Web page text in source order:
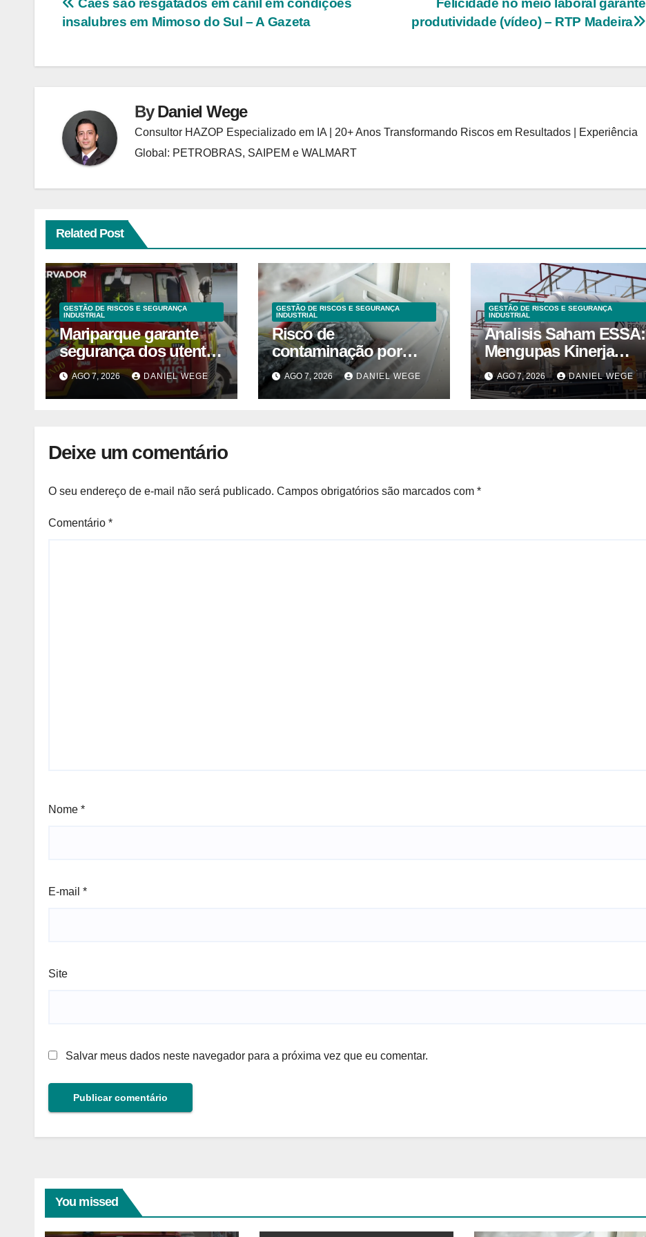
Navegação
Post
Felicidade no meio laboral garante
produtividade (vídeo) – RTP Madeira
Cães são resgatados em canil em condições
insalubres em Mimoso do Sul – A Gazeta
ByDaniel Wege
Consultor HAZOP Especializado em IA | 20+ Anos Transformando Riscos em Resultados | Experiência
Global: PETROBRAS, SAIPEM e WALMART
Related Post
GESTÃO DE RISCOS E SEGURANÇA
INDUSTRIAL
Mariparque garante
segurança dos utentes
após acidente –
Observador
AGO 7, 2026 DANIEL WEGE
GESTÃO DE RISCOS E SEGURANÇA
INDUSTRIAL
Risco de
contaminação por
listeria suspende
venda de mirtilos em
fábricas da América do
AGO 7, 2026 DANIEL WEGE
GESTÃO DE RISCOS E SEGURANÇA
INDUSTRIAL
Analisis Saham ESSA:
Mengupas Kinerja
Keuangan ESSA
Semester I 2026
AGO 7, 2026 DANIEL WEGE
Deixe um comentário
O seu endereço de e-mail não será publicado. Campos obrigatórios são marcados com *
Comentário *
Nome *
E-mail *
Site
Salvar meus dados neste navegador para a próxima vez que eu comentar.
You missed